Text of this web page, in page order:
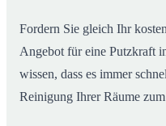
Fordern Sie gleich Ihr
Angebot für eine Putzkraft
wissen, dass es immer
Reinigung Ihrer Räume